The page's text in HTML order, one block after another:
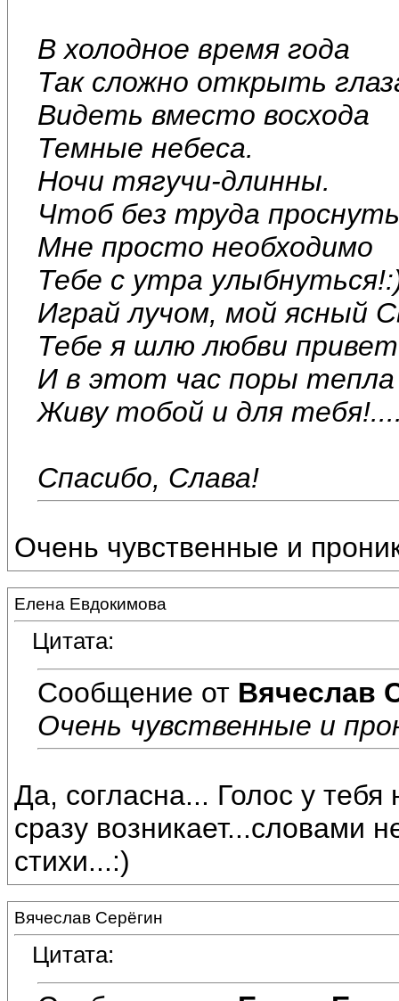
В холодное время года
Так сложно открыть
Видеть вместо восхода
Темные небеса.
Ночи тягучи-длинны.
Чтоб без труда
Мне просто необходимо
Тебе с утра
Играй лучом, мой ясный
Тебе я шлю любви
И в этот час поры тепла
Живу тобой и для
Спасибо, Слава!
Очень чувственные и
Елена Евдокимова
Цитата:
Сообщение от Вячеслав
Очень чувственные и
Да, согласна... Голос у
сразу возникает...словами
стихи...:)
Вячеслав Серёгин
Цитата: